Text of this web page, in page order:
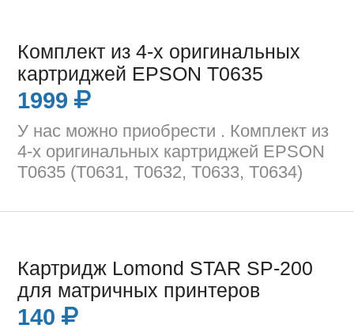
Комплект из 4-х оригинальных
картриджей EPSON T0635
1999
У нас можно приобрести . Комплект из
4-х оригинальных картриджей EPSON
T0635 (T0631, T0632, T0633, T0634)
Картридж Lomond STAR SP-200
для матричных принтеров
140